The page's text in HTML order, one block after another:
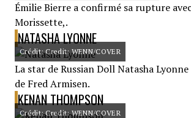
Émilie Bierre a confirmé sa rupture
Morissette,.
NATASHA LYONNE
Crédit: Credit: WENN/COVER
La star de Russian Doll Natasha
de Fred Armisen.
KENAN THOMPSON
Crédit: Credit: WENN/COVER